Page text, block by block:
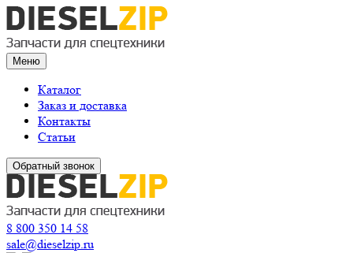
Меню
Каталог
Заказ и доставка
Контакты
Статьи
Обратный звонок
8 800 350 14 58
sale@dieselzip.ru